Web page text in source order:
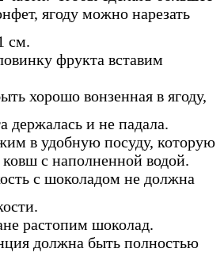
ягоду можно нарезать
см.
фрукта вставим
хорошо вонзенная в ягоду,
держалась и не падала.
в удобную посуду, которую
с наполненной водой.
с шоколадом не должна
растопим шоколад.
должна быть полностью